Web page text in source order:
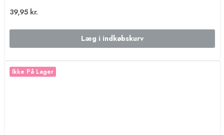
39,95 kr.
Læg i indkøbskurv
Ikke På Lager